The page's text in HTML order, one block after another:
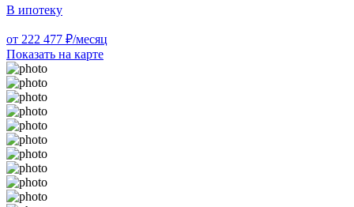
В ипотеку
от 222 477 ₽/месяц
Показать на карте